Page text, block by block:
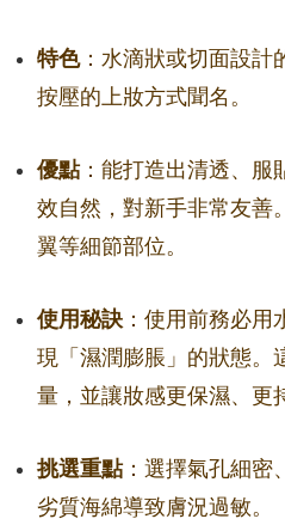
特色：水滴狀或切面設計
按壓的上妝方式聞名。
優點：能打造出清透、服
效自然，對新手非常友善
翼等細節部位。
使用秘訣 ：使用前務必
現「濕潤膨脹」的狀態。
量，並讓妝感更保濕、更
挑選重點：選擇氣孔細密
劣質海綿導致膚況過敏。